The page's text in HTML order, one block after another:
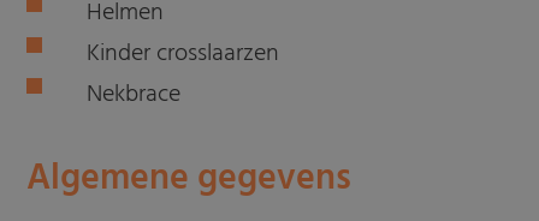
Helmen
Kinder crosslaarzen
Nekbrace
Algemene gegevens